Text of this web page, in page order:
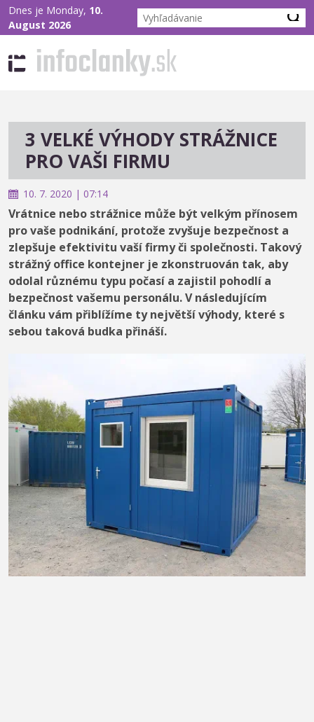
Dnes je Monday, 10.
August 2026
3 VELKÉ VÝHODY STRÁŽNICE
PRO VAŠI FIRMU
10. 7. 2020 | 07:14
Vrátnice nebo strážnice může být velkým přínosem
pro vaše podnikání, protože zvyšuje bezpečnost a
zlepšuje efektivitu vaší firmy či společnosti. Takový
strážný office kontejner je zkonstruován tak, aby
odolal různému typu počasí a zajistil pohodlí a
bezpečnost vašemu personálu. V následujícím
článku vám přiblížíme ty největší výhody, které s
sebou taková budka přináší.